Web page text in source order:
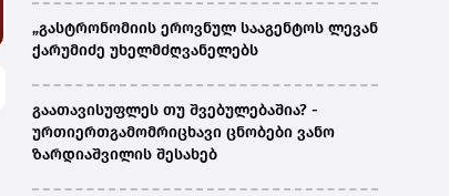
„გასტრონომიის ეროვნულ სააგენტოს ლევან
ქარუმიძე უხელმძღვანელებს
გაათავისუფლეს თუ შვებულებაშია? -
ურთიერთგამომრიცხავი ცნობები ვანო
ზარდიაშვილის შესახებ